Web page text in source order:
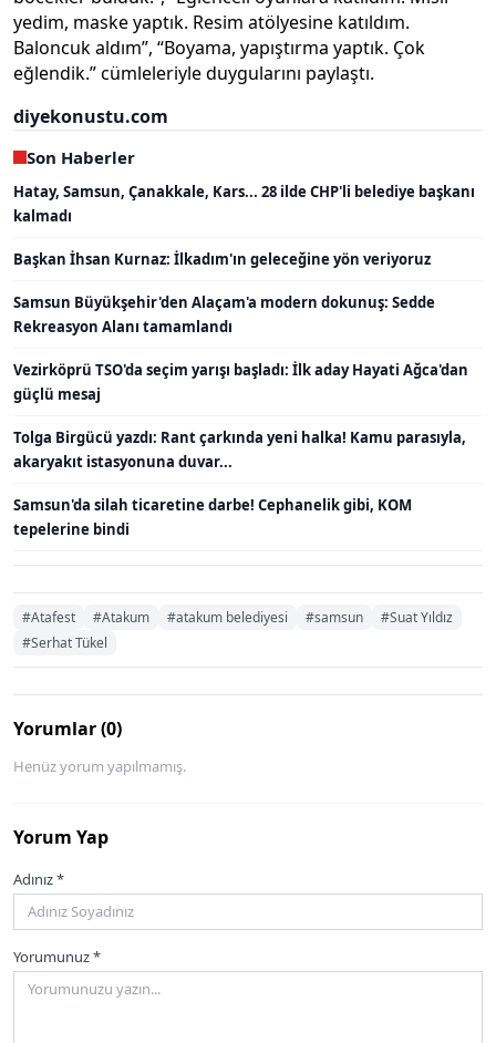
yedim, maske yaptık. Resim atölyesine katıldım.
Baloncuk aldım”, “Boyama, yapıştırma yaptık. Çok
eğlendik.” cümleleriyle duygularını paylaştı.
diyekonustu.com
Son Haberler
Hatay, Samsun, Çanakkale, Kars... 28 ilde CHP'li belediye başkanı
kalmadı
Başkan İhsan Kurnaz: İlkadım'ın geleceğine yön veriyoruz
Samsun Büyükşehir'den Alaçam'a modern dokunuş: Sedde
Rekreasyon Alanı tamamlandı
Vezirköprü TSO'da seçim yarışı başladı: İlk aday Hayati Ağca'dan
güçlü mesaj
Tolga Birgücü yazdı: Rant çarkında yeni halka! Kamu parasıyla,
akaryakıt istasyonuna duvar...
Samsun'da silah ticaretine darbe! Cephanelik gibi, KOM
tepelerine bindi
#Atafest #Atakum #atakum belediyesi #samsun
#Suat Yıldız
#Serhat Tükel
Yorumlar (0)
Henüz yorum yapılmamış.
Yorum Yap
Adınız *
Yorumunuz *